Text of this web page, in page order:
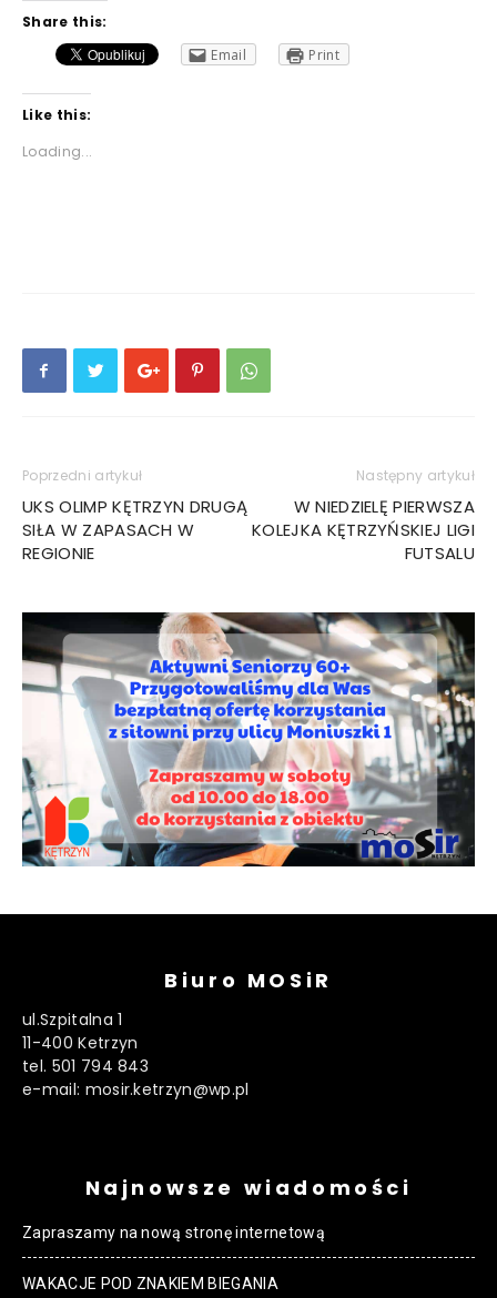
Share this:
Email
Print
Like this:
Loading...
Poprzedni artykuł
UKS OLIMP KĘTRZYN DRUGĄ
SIŁA W ZAPASACH W
REGIONIE
Następny artykuł
W NIEDZIELĘ PIERWSZA
KOLEJKA KĘTRZYŃSKIEJ LIGI
FUTSALU
Biuro MOSiR
ul.Szpitalna 1
11-400 Ketrzyn
tel. 501 794 843
e-mail: mosir.ketrzyn@wp.pl
Najnowsze wiadomości
Zapraszamy na nową stronę internetową
WAKACJE POD ZNAKIEM BIEGANIA